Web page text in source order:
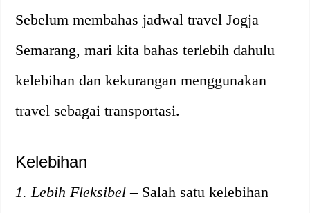
Sebelum membahas jadwal travel Jogja
Semarang, mari kita bahas terlebih dahulu
kelebihan dan kekurangan menggunakan
travel sebagai transportasi.
Kelebihan
1. Lebih Fleksibel – Salah satu kelebihan